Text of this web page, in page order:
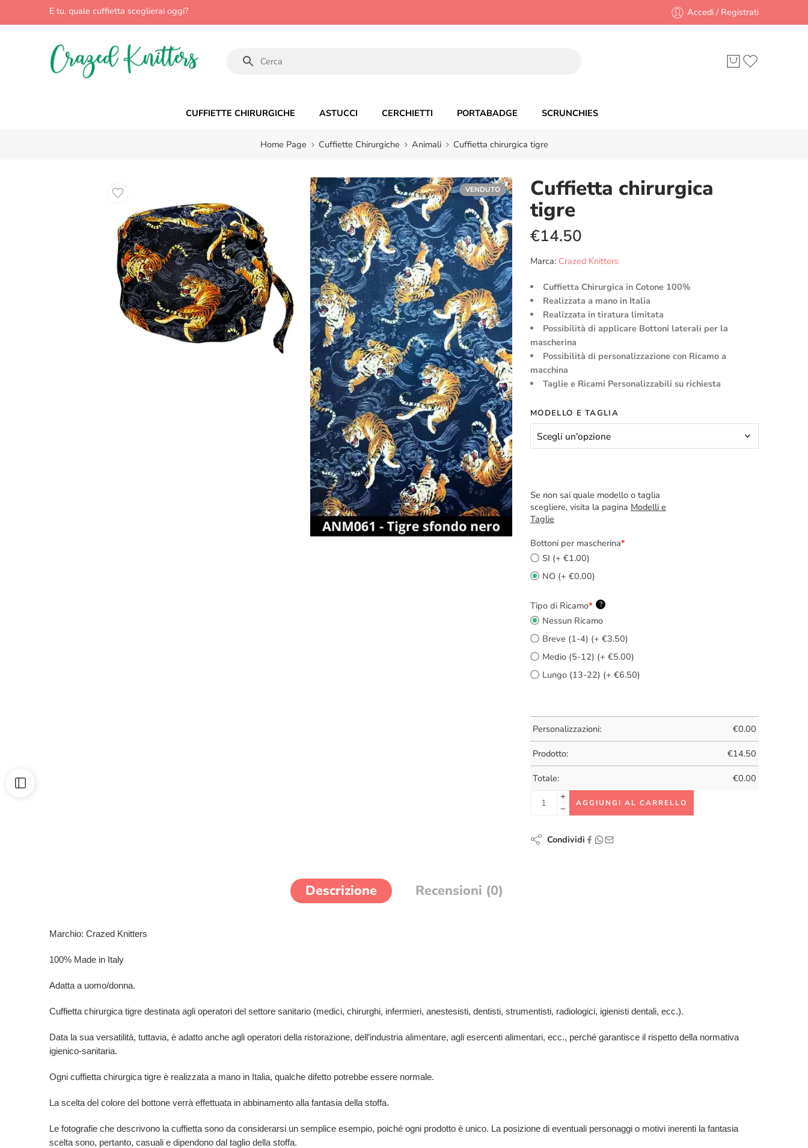
E tu, quale cuffietta sceglierai oggi? Accedi / Registrati
CUFFIETTE CHIRURGICHE ASTUCCI CERCHIETTI PORTABADGE SCRUNCHIES
Home Page Cuffiette Chirurgiche Animali Cuffietta chirurgica tigre
VENDUTO Cuffietta chirurgica
tigre
€14.50
Marca: Crazed Knitters
Cuffietta Chirurgica in Cotone 100%
Realizzata a mano in Italia
Realizzata in tiratura limitata
Possibilità di applicare Bottoni laterali per la
mascherina
Possibilità di personalizzazione con Ricamo a
macchina
Taglie e Ricami Personalizzabili su richiesta
MODELLO E TAGLIA
Se non sai quale modello o taglia
scegliere, visita la pagina Modelli e
Taglie
Bottoni per mascherina*
SI (+ €1.00)
NO (+ €0.00)
Tipo di Ricamo* ?
Nessun Ricamo
Breve (1-4) (+ €3.50)
Medio (5-12) (+ €5.00)
Lungo (13-22) (+ €6.50)
Personalizzazioni: €0.00
Prodotto: €14.50
Totale: €0.00
AGGIUNGI AL CARRELLO
Condividi
Descrizione Recensioni (0)
Marchio: Crazed Knitters
100% Made in Italy
Adatta a uomo/donna.
Cuffietta chirurgica tigre destinata agli operatori del settore sanitario (medici, chirurghi, infermieri, anestesisti, dentisti, strumentisti, radiologici, igienisti dentali, ecc.).
Data la sua versatilità, tuttavia, è adatto anche agli operatori della ristorazione, dell’industria alimentare, agli esercenti alimentari, ecc., perché garantisce il rispetto della normativa
igienico-sanitaria.
Ogni cuffietta chirurgica tigre è realizzata a mano in Italia, qualche difetto potrebbe essere normale.
La scelta del colore del bottone verrà effettuata in abbinamento alla fantasia della stoffa.
Le fotografie che descrivono la cuffietta sono da considerarsi un semplice esempio, poiché ogni prodotto è unico. La posizione di eventuali personaggi o motivi inerenti la fantasia
scelta sono, pertanto, casuali e dipendono dal taglio della stoffa.